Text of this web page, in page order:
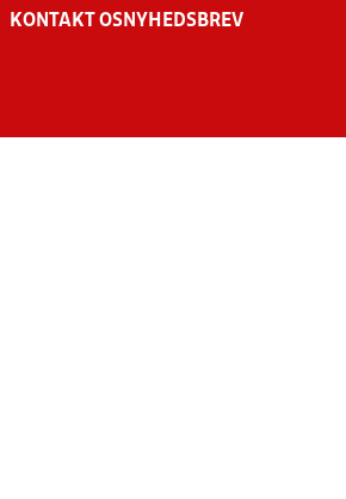
KONTAKT OS NYHEDSBREV